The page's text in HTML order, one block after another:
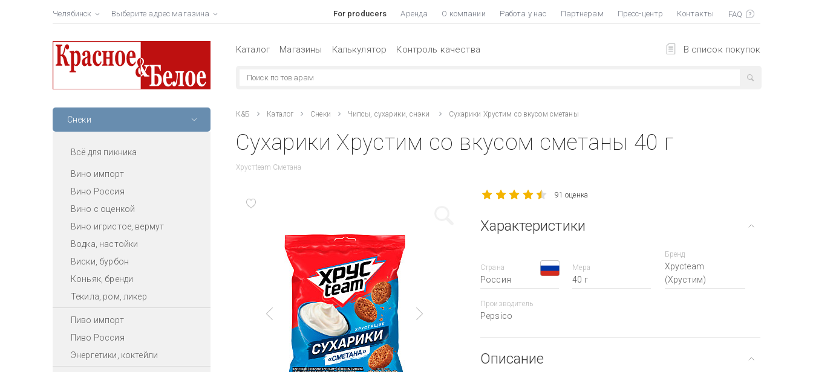
Челябинск Выберите адрес магазина For producers Аренда О компании Работа у нас Партнерам Пресс-центр Контакты
В список покупок
Каталог Магазины Калькулятор Контроль качества
Снеки
Всё для пикника
Вино импорт
Вино Россия
Вино с оценкой
Вино игристое, вермут
Водка, настойки
Виски, бурбон
Коньяк, бренди
Текила, ром, ликер
Пиво импорт
Пиво Россия
Энергетики, коктейли
К&Б Каталог Снеки Чипсы, сухарики, снэки Сухарики Хрустим со вкусом сметаны
Сухарики Хрустим со вкусом сметаны 40 г
Хрустteam Сметана
91 оценка
Характеристики
Страна
Россия
Мера
40 г
Бренд
Хрусteam
(Хрустим)
Производитель
Pepsico
Описание